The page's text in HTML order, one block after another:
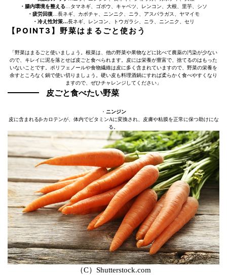
・腸内環境を整える …タマネギ、ゴボウ、キャベツ、レンコン、大根、里芋、シソ
・疲労回復 …長ネギ、カボチャ、ニンニク、ニラ、アスパラガス、ヤマイモ
・冷え性対策…長ネギ、レンコン、トウガラシ、ニラ、ニンニク、セリ
【POINT3】野菜はまるごと使おう
「野菜はまるごと使いましょう。根菜は、他の野菜や果物などに比べて農薬の汚染が少ない
ので、キレイに泥を落とせば皮ごと食べられます。皮には栄養が豊富で、捨てるのはもった
いないことです。ポリフェノールや食物繊維は皮に多く含まれていますので、野菜の栄養を
余すところなく鍋で使い切りましょう。硬い皮も料理酒鍋にすれば柔らかく食べやすくなり
ますので、ぜひチャレンジしてください」
皮ごと食べたい野菜
・ ニンジン
皮に含まれるβ-カロテンが、体内でビタミンAに変換され、皮膚や粘膜を正常に保つ助けにな
る。
（C）Shutterstock.com